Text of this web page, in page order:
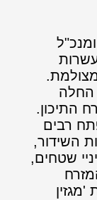
החלה
התיכון.
רבים
השידור,
שטחים,
'מגזין